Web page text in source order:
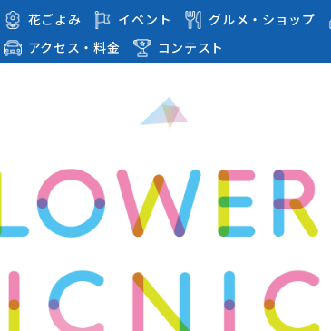
花ごよみ イベント グルメ・ショップ
アクセス・料金
コンテスト